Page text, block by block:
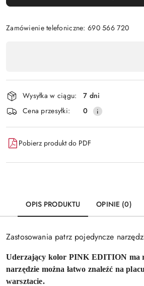
Zamówienie telefoniczne: 690 566 720
płatność
i
dostawa
Wysyłka w ciągu:
7 dni
Cena przesyłki:
0
Pobierz produkt do PDF
OPIS PRODUKTU OPINIE (0)
Zastosowania patrz pojedyncze
Uderzający kolor PINK EDITION ma
narzędzie można łatwo znaleźć na
warsztacie.